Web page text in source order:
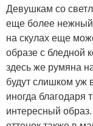
Девушкам со
еще более нежный
на скулах еще
образе с бледной
здесь же румяна
будут слишком
иногда благодаря
интересный